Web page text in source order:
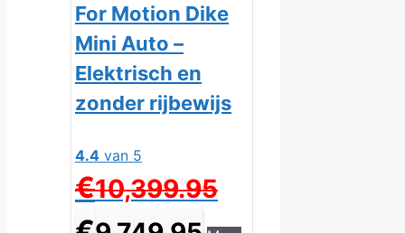
For Motion Dike
Mini Auto –
Elektrisch en
zonder rijbewijs
4.4 van 5
€10,399.95prijs